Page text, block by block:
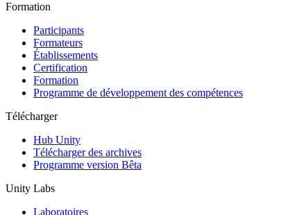
Formation
Participants
Formateurs
Établissements
Certification
Formation
Programme de développement des compétences
Télécharger
Hub Unity
Télécharger des archives
Programme version Bêta
Unity Labs
Laboratoires